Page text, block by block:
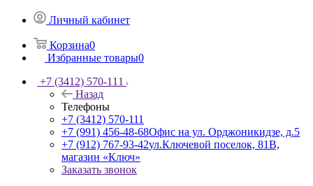
Личный кабинет
Корзина0
Избранные товары0
+7 (3412) 570-111
Назад
Телефоны
+7 (3412) 570-111
+7 (991) 456-48-68Офис на ул. Орджоникидзе, д.5
+7 (912) 767-93-42ул.Ключевой поселок, 81В,
магазин «Ключ»
Заказать звонок